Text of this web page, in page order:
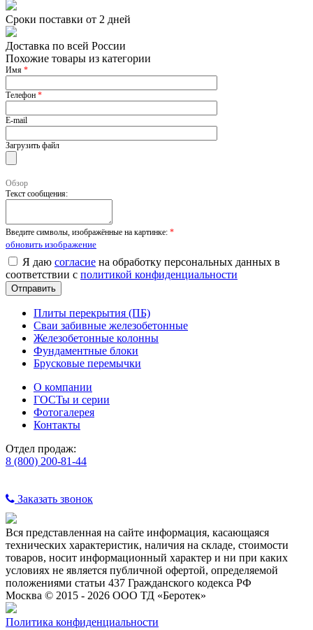
Сроки поставки от 2 дней
Доставка по всей России
Похожие товары из категории
Имя *
Телефон *
E-mail
Загрузить файл
Обзор
Текст сообщения:
Введите символы, изображённые на картинке: *
обновить изображение
Я даю согласие на обработку персональных данных в
соответствии с политикой конфиденциальности
Плиты перекрытия (ПБ)
Сваи забивные железобетонные
Железобетонные колонны
Фундаментные блоки
Брусковые перемычки
О компании
ГОСТы и серии
Фотогалерея
Контакты
Отдел продаж:
8 (800) 200-81-44
Заказать звонок
Вся представленная на сайте информация, касающаяся
технических характеристик, наличия на складе, стоимости
товаров, носит информационный характер и ни при каких
условиях не является публичной офертой, определяемой
положениями статьи 437 Гражданского кодекса РФ
Москва © 2015 - 2026 ООО ТД «Беротек»
Политика конфиденциальности